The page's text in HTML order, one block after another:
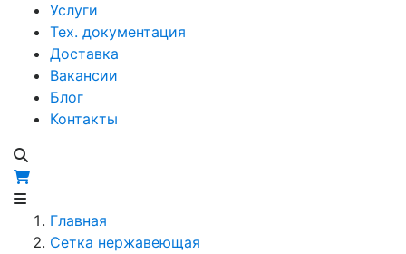
Услуги
Тех. документация
Доставка
Вакансии
Блог
Контакты
Главная
Сетка нержавеющая